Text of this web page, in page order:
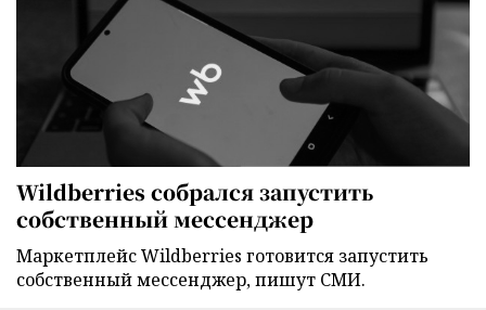
Wildberries собрался запустить
собственный мессенджер
Маркетплейс Wildberries готовится запустить
собственный мессенджер, пишут СМИ.